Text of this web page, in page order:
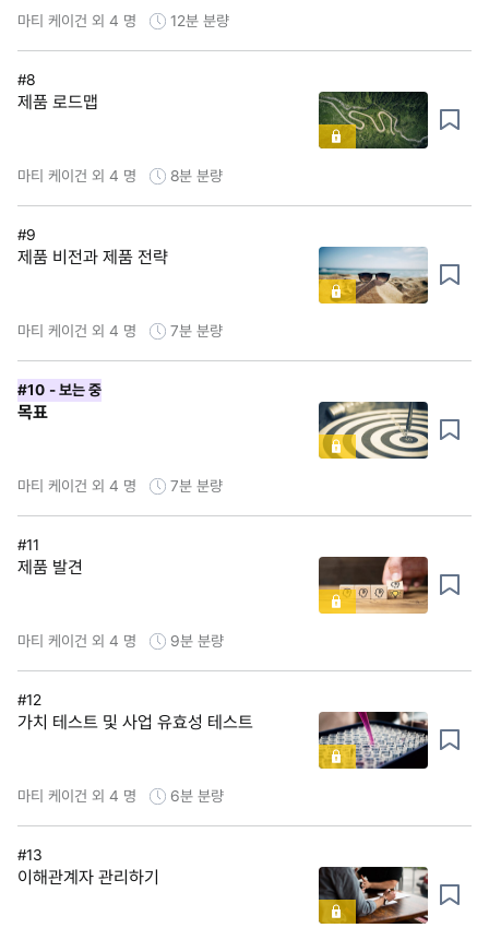
마티 케이건 외 4 명 12분 분량
#8
제품 로드맵
마티 케이건 외 4 명 8분 분량
#9
제품 비전과 제품 전략
마티 케이건 외 4 명 7분 분량
#10 - 보는 중
목표
마티 케이건 외 4 명 7분 분량
#11
제품 발견
마티 케이건 외 4 명 9분 분량
#12
가치 테스트 및 사업 유효성 테스트
마티 케이건 외 4 명 6분 분량
#13
이해관계자 관리하기